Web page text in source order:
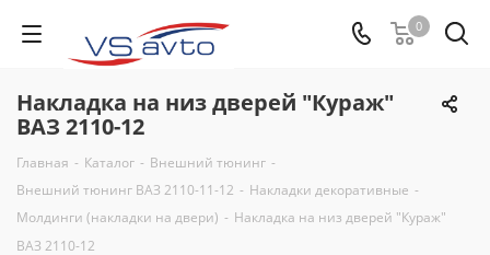
0
Накладка на низ дверей "Кураж"
ВАЗ 2110-12
Главная - Каталог - Внешний тюнинг -
Внешний тюнинг ВАЗ 2110-11-12 - Накладки декоративные -
Молдинги (накладки на двери) - Накладка на низ дверей "Кураж"
ВАЗ 2110-12